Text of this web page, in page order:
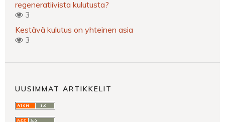
regeneratiivista kulutusta?
3
Kestävä kulutus on yhteinen asia
3
UUSIMMAT ARTIKKELIT